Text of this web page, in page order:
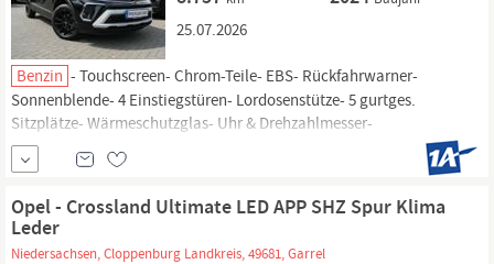
25.07.2026
Benzin - Touchscreen- Chrom-Teile- EBS- Rückfahrwarner-
Sonnenblende- 4 Einstiegstüren- Lordosenstütze- 5 gurtges.
Sitzplätze- Wärmeschutzglas- Uhr & Drehzahlmesser-
Bremsbelaganzeige- Außenspiegel abblendbar- Aktiv Kopfstütze-
Frontantrieb- Scheckheft- Euro6a- Verkehrszeichenerkennung-
Opel - Crossland Ultimate LED APP SHZ Spur Klima
Leder
Niedersachsen, Cloppenburg Landkreis, 49681, Garrel